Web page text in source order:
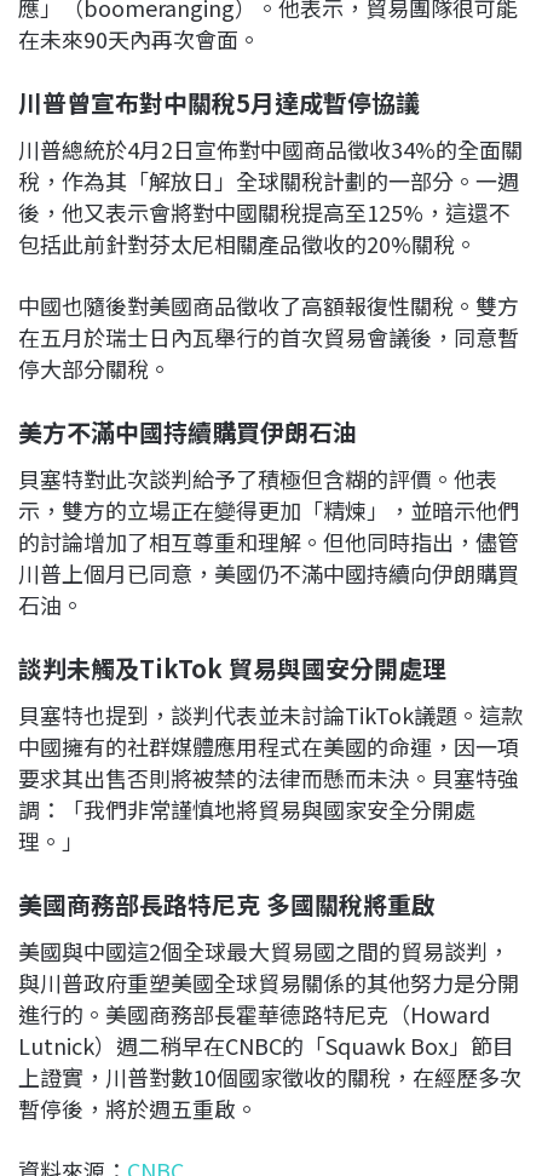
應」（boomeranging）。他表示，貿易團隊很可能
在未來90天內再次會面。
川普曾宣布對中關稅5月達成暫停協議
川普總統於4月2日宣佈對中國商品徵收34%的全面關
稅，作為其「解放日」全球關稅計劃的一部分。一週
後，他又表示會將對中國關稅提高至125%，這還不
包括此前針對芬太尼相關產品徵收的20%關稅。
中國也隨後對美國商品徵收了高額報復性關稅。雙方
在五月於瑞士日內瓦舉行的首次貿易會議後，同意暫
停大部分關稅。
美方不滿中國持續購買伊朗石油
貝塞特對此次談判給予了積極但含糊的評價。他表
示，雙方的立場正在變得更加「精煉」，並暗示他們
的討論增加了相互尊重和理解。但他同時指出，儘管
川普上個月已同意，美國仍不滿中國持續向伊朗購買
石油。
談判未觸及TikTok 貿易與國安分開處理
貝塞特也提到，談判代表並未討論TikTok議題。這款
中國擁有的社群媒體應用程式在美國的命運，因一項
要求其出售否則將被禁的法律而懸而未決。貝塞特強
調：「我們非常謹慎地將貿易與國家安全分開處
理。」
美國商務部長路特尼克 多國關稅將重啟
美國與中國這2個全球最大貿易國之間的貿易談判，
與川普政府重塑美國全球貿易關係的其他努力是分開
進行的。美國商務部長霍華德路特尼克（Howard
Lutnick）週二稍早在CNBC的「Squawk Box」節目
上證實，川普對數10個國家徵收的關稅，在經歷多次
暫停後，將於週五重啟。